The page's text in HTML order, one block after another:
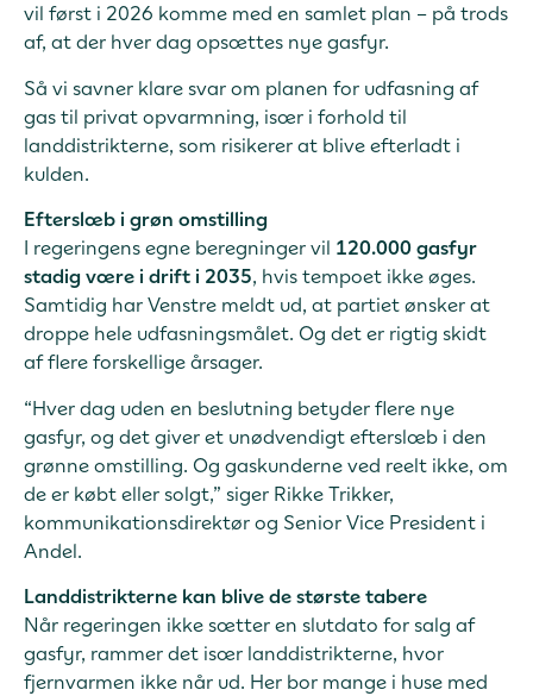
vil først i 2026 komme med en samlet plan – på trods
af, at der hver dag opsættes nye gasfyr.
Så vi savner klare svar om planen for udfasning af
gas til privat opvarmning, især i forhold til
landdistrikterne, som risikerer at blive efterladt i
kulden.
Efterslæb i grøn omstilling
I regeringens egne beregninger vil 120.000 gasfyr
stadig være i drift i 2035, hvis tempoet ikke øges.
Samtidig har Venstre meldt ud, at partiet ønsker at
droppe hele udfasningsmålet. Og det er rigtig skidt
af flere forskellige årsager.
“Hver dag uden en beslutning betyder flere nye
gasfyr, og det giver et unødvendigt efterslæb i den
grønne omstilling. Og gaskunderne ved reelt ikke, om
de er købt eller solgt,” siger Rikke Trikker,
kommunikationsdirektør og Senior Vice President i
Andel.
Landdistrikterne kan blive de største tabere
Når regeringen ikke sætter en slutdato for salg af
gasfyr, rammer det især landdistrikterne, hvor
fjernvarmen ikke når ud. Her bor mange i huse med